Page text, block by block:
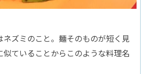
ズミのこと。麺そのものが短く見
似ていることからこのような料理名